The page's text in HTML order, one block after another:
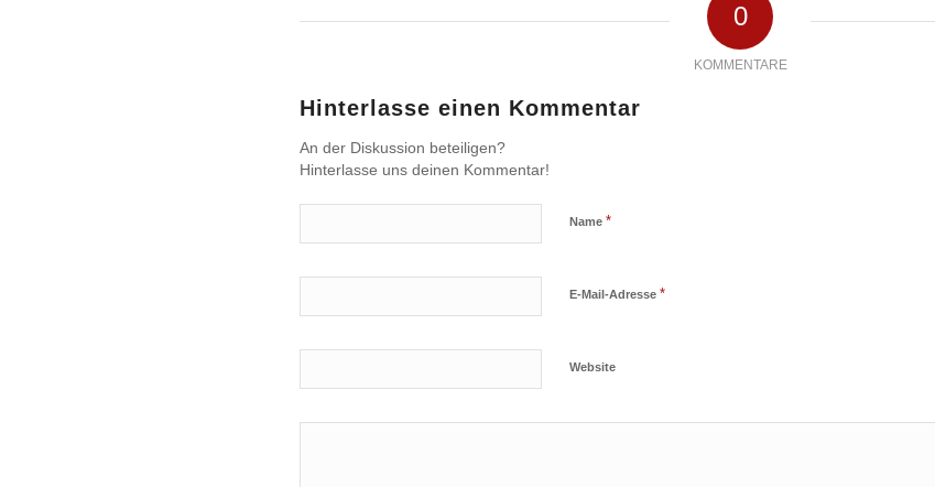
0
KOMMENTARE
Hinterlasse einen Kommentar
An der Diskussion beteiligen?
Hinterlasse uns deinen Kommentar!
Name *
E-Mail-Adresse *
Website